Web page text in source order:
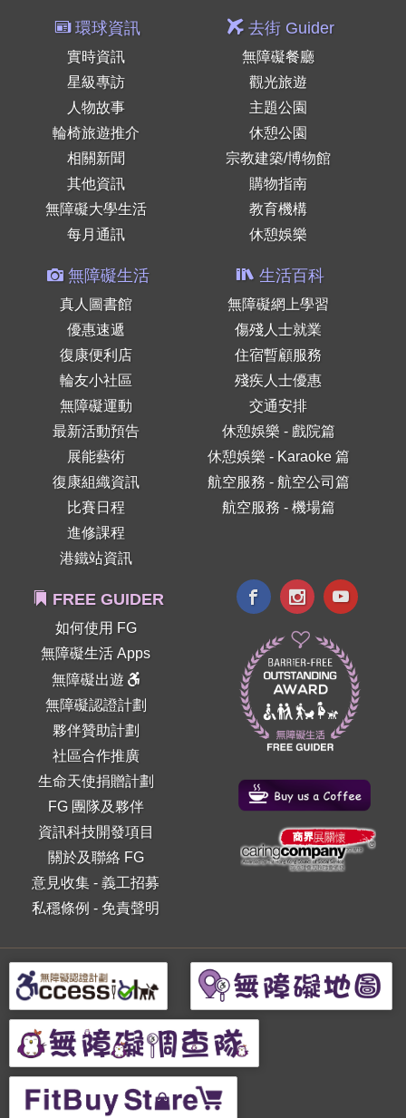
環球資訊
實時資訊
星級專訪
人物故事
輪椅旅遊推介
相關新聞
其他資訊
無障礙大學生活
每月通訊
去街 Guider
無障礙餐廳
觀光旅遊
主題公園
休憩公園
宗教建築/博物館
購物指南
教育機構
休憩娛樂
無障礙生活
真人圖書館
優惠速遞
復康便利店
輪友小社區
無障礙運動
最新活動預告
展能藝術
復康組織資訊
比賽日程
進修課程
港鐵站資訊
生活百科
無障礙網上學習
傷殘人士就業
住宿暫顧服務
殘疾人士優惠
交通安排
休憩娛樂 - 戲院篇
休憩娛樂 - Karaoke 篇
航空服務 - 航空公司篇
航空服務 - 機場篇
FREE GUIDER
如何使用 FG
無障礙生活 Apps
無障礙出遊
無障礙認證計劃
夥伴贊助計劃
社區合作推廣
生命天使捐贈計劃
FG 團隊及夥伴
資訊科技開發項目
關於及聯絡 FG
意見收集 -義工招募
私穩條例 - 免責聲明